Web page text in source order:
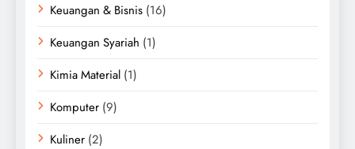
Keuangan & Bisnis (16)
Keuangan Syariah (1)
Kimia Material (1)
Komputer (9)
Kuliner (2)